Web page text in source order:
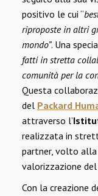
positivo le cui “
riproposte in altri
mondo”. Una
fatti in stretta
comunità per la
Questa
del Packard
attraverso l’
realizzata in
partner, volto alla
valorizzazione
Con la creazione